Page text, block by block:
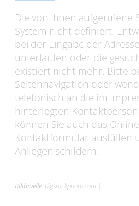
Die von Ihnen aufgerufene
System nicht definiert.
bei der Eingabe der
unterlaufen oder die
existiert nicht mehr. Bitte
Seitennavigation oder
telefonisch an die im
hinterlegten
können Sie auch das
Kontaktformular ausfüllen
Anliegen schildern.
Bildquelle:bigstockphoto.com |